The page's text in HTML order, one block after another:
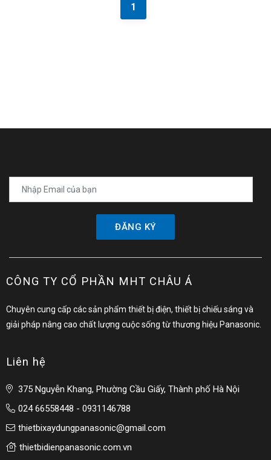
1
ĐĂNG KÝ
CÔNG TY CỔ PHẦN MHT CHÂU Á
Chuyên cung cấp các sản phẩm thiết bị điện, thiết bị chiếu sáng và
giải pháp nâng cao chất lượng cuộc sống từ thương hiệu Panasonic.
Liên hệ
375 Nguyễn Khang, Phường Cầu Giấy, Thành phố Hà Nội
024 66558448 - 0931146788
thietbixaydungpanasonic@gmail.com
thietbidienpanasonic.com.vn